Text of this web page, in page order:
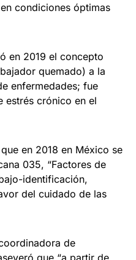
condiciones óptimas
en 2019 el concepto
quemado) a la
enfermedades; fue
estrés crónico en el
en 2018 en México se
035, “Factores de
identificación,
del cuidado de las
de
que “a partir de